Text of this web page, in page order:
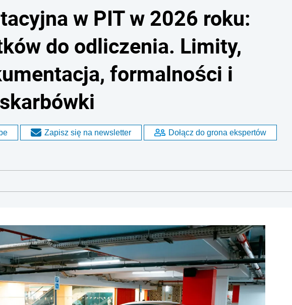
w PIT w 2026 roku:
do odliczenia. Limity,
formalności i
Zapisz się na newsletter Dołącz do grona ekspertów